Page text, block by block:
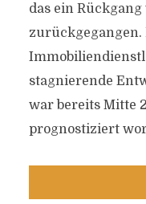
das ein
zurückgegangen.
stagnierende
war bereits Mitte
prognostiziert